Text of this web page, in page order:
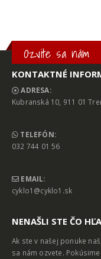
Ozvite sa nám
KONTAKTNÉ
ADRESA:
Kubranská 10, 911 01
TELEFÓN:
032 744 01 56
EMAIL:
cyklo1@cyklo1.sk
NENAŠLI STE ČO
Ak ste v našej ponuke
sa nám ozvete.